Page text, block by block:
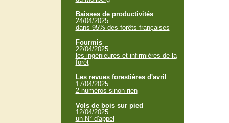
Baisses de productivités
24/04/2025
dans 95% des forêts françaises
Fourmis
22/04/2025
les ingénieures et infirmières de la
forêt
Les revues forestières d'avril
17/04/2025
2 numéros sinon rien
Vols de bois sur pied
12/04/2025
un N° d'appel